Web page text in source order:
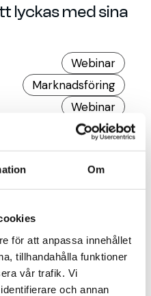
Om
för att anpassa innehållet
tillhandahålla funktioner
vår trafik. Vi
och annan
lyckas med sina
Webinar
Marknadsföring
Webinar